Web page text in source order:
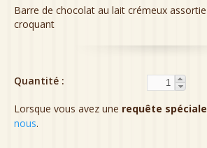
Barre de chocolat au lait crémeux
croquant
Quantité
Lorsque vous avez une requête spéciale
nous.